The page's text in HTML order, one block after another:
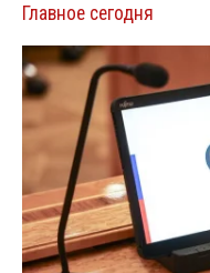
Главное сегодня